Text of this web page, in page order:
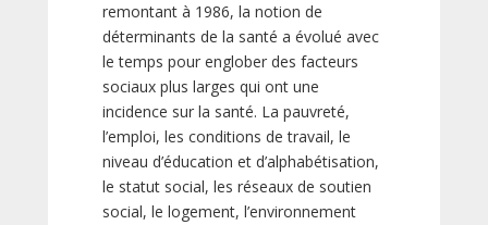
remontant à 1986, la notion de
déterminants de la santé a évolué avec
le temps pour englober des facteurs
sociaux plus larges qui ont une
incidence sur la santé. La pauvreté,
l’emploi, les conditions de travail, le
niveau d’éducation et d’alphabétisation,
le statut social, les réseaux de soutien
social, le logement, l’environnement